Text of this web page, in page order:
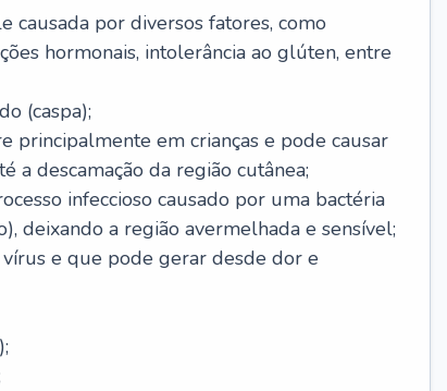
causada por diversos fatores, como
hormonais, intolerância ao glúten, entre
(caspa);
principalmente em crianças e pode causar
a descamação da região cutânea;
infeccioso causado por uma bactéria
deixando a região avermelhada e sensível;
e que pode gerar desde dor e